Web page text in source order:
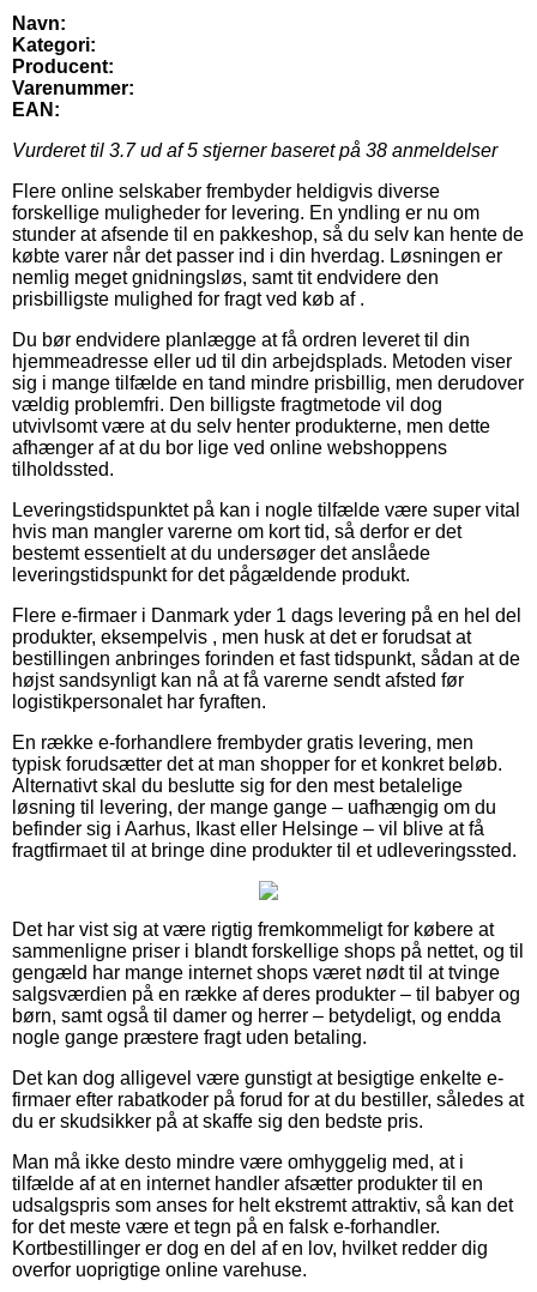
Navn:
Kategori:
Producent:
Varenummer:
EAN:
Vurderet til 3.7ud af 5 stjerner baseret på 38 anmeldelser
Flere online selskaber frembyder heldigvis diverse
forskellige muligheder for levering. En yndling er nu om
stunder at afsende til en pakkeshop, så du selv kan hente de
købte varer når det passer ind i din hverdag. Løsningen er
nemlig meget gnidningsløs, samt tit endvidere den
prisbilligste mulighed for fragt ved køb af .
Du bør endvidere planlægge at få ordren leveret til din
hjemmeadresse eller ud til din arbejdsplads. Metoden viser
sig i mange tilfælde en tand mindre prisbillig, men derudover
vældig problemfri. Den billigste fragtmetode vil dog
utvivlsomt være at du selv henter produkterne, men dette
afhænger af at du bor lige ved online webshoppens
tilholdssted.
Leveringstidspunktet på kan i nogle tilfælde være super vital
hvis man mangler varerne om kort tid, så derfor er det
bestemt essentielt at du undersøger det anslåede
leveringstidspunkt for det pågældende produkt.
Flere e-firmaer i Danmark yder 1 dags levering på en hel del
produkter, eksempelvis , men husk at det er forudsat at
bestillingen anbringes forinden et fast tidspunkt, sådan at de
højst sandsynligt kan nå at få varerne sendt afsted før
logistikpersonalet har fyraften.
En række e-forhandlere frembyder gratis levering, men
typisk forudsætter det at man shopper for et konkret beløb.
Alternativt skal du beslutte sig for den mest betalelige
løsning til levering, der mange gange – uafhængig om du
befinder sig i Aarhus, Ikast eller Helsinge – vil blive at få
fragtfirmaet til at bringe dine produkter til et udleveringssted.
Det har vist sig at være rigtig fremkommeligt for købere at
sammenligne priser i blandt forskellige shops på nettet, og til
gengæld har mange internet shops været nødt til at tvinge
salgsværdien på en række af deres produkter – til babyer og
børn, samt også til damer og herrer – betydeligt, og endda
nogle gange præstere fragt uden betaling.
Det kan dog alligevel være gunstigt at besigtige enkelte e-
firmaer efter rabatkoder på forud for at du bestiller, således at
du er skudsikker på at skaffe sig den bedste pris.
Man må ikke desto mindre være omhyggelig med, at i
tilfælde af at en internet handler afsætter produkter til en
udsalgspris som anses for helt ekstremt attraktiv, så kan det
for det meste være et tegn på en falsk e-forhandler.
Kortbestillinger er dog en del af en lov, hvilket redder dig
overfor uoprigtige online varehuse.